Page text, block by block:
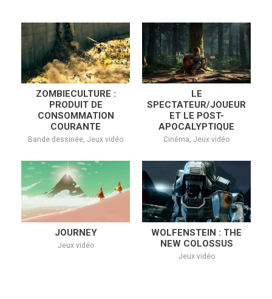
ZOMBIECULTURE :
PRODUIT DE
CONSOMMATION
COURANTE
Bande dessinée, Jeux vidéo
LE
SPECTATEUR/JOUEUR
ET LE POST-
APOCALYPTIQUE
Cinéma, Jeux vidéo
JOURNEY
Jeux vidéo
WOLFENSTEIN : THE
NEW COLOSSUS
Jeux vidéo